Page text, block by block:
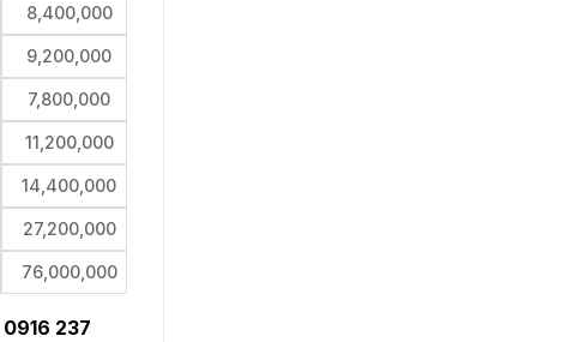
8,400,000
9,200,000
7,800,000
11,200,000
14,400,000
27,200,000
76,000,000
0916 237